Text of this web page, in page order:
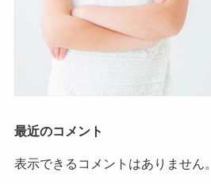
最近のコメント
表示できるコメントはありません。